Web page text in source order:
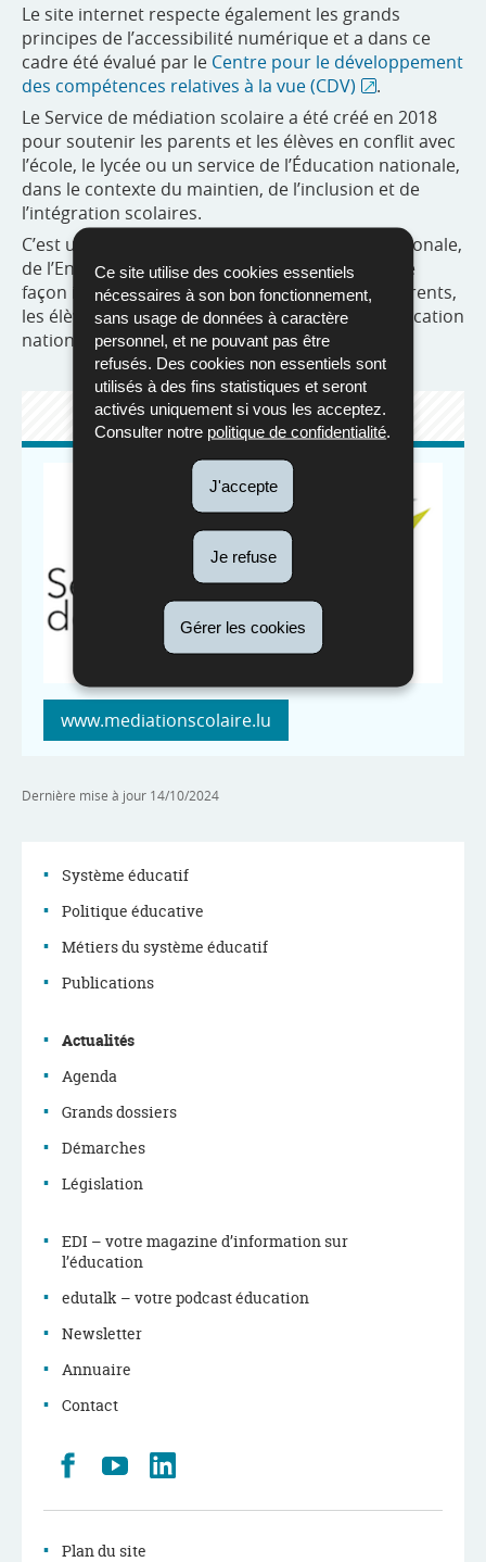
Ce site utilise des cookies essentiels
nécessaires à son bon fonctionnement,
sans usage de données à caractère
personnel, et ne pouvant pas être
refusés. Des cookies non essentiels sont
utilisés à des fins statistiques et seront
activés uniquement si vous les acceptez.
Consulter notre politique de confidentialité
J'accepte
Je refuse
Gérer les cookies
Le site internet respecte également les grands
principes de l’accessibilité numérique et a dans ce
cadre été évalué par le Centre pour le développement
des compétences relatives à la vue (CDV)
.
Le Service de médiation scolaire a été créé en 2018
pour soutenir les parents et les élèves en conflit avec
l’école, le lycée ou un service de l’Éducation nationale,
dans le contexte du maintien, de l’inclusion et de
l’intégration scolaires.
C’est un service du ministère de l’Éducation nationale,
de l’Enfance et de la Jeunesse, mais il travaille de
façon indépendante. Il peut être saisi par les parents,
les élèves majeurs et les professionnels de l’Éducation
nationale.
SITE WEB
www.mediationscolaire.lu
Dernière mise à jour 14/10/2024
Menu
de
navigation
Système éducatif
Politique éducative
Métiers du système éducatif
Publications
Actualités
Agenda
Grands dossiers
Démarches
Législation
EDI – votre magazine d’information sur
l’éducation
edutalk – votre podcast éducation
Newsletter
Annuaire
Contact
Retrouvez
nous
Facebook
Youtube
Plan du site